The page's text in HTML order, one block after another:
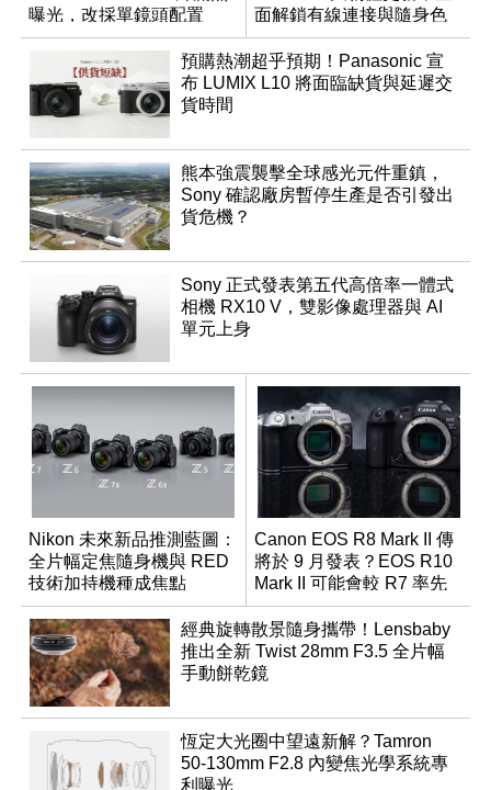
曝光，改採單鏡頭配置
面解鎖有線連接與隨身色
調編輯
預購熱潮超乎預期！Panasonic 宣
布 LUMIX L10 將面臨缺貨與延遲交
貨時間
熊本強震襲擊全球感光元件重鎮，
Sony 確認廠房暫停生產是否引發出
貨危機？
Sony 正式發表第五代高倍率一體式
相機 RX10 V，雙影像處理器與 AI
單元上身
Nikon 未來新品推測藍圖：
全片幅定焦隨身機與 RED
技術加持機種成焦點
Canon EOS R8 Mark II 傳
將於 9 月發表？EOS R10
Mark II 可能會較 R7 率先
推出
經典旋轉散景隨身攜帶！Lensbaby
推出全新 Twist 28mm F3.5 全片幅
手動餅乾鏡
恆定大光圈中望遠新解？Tamron
50-130mm F2.8 內變焦光學系統專
利曝光